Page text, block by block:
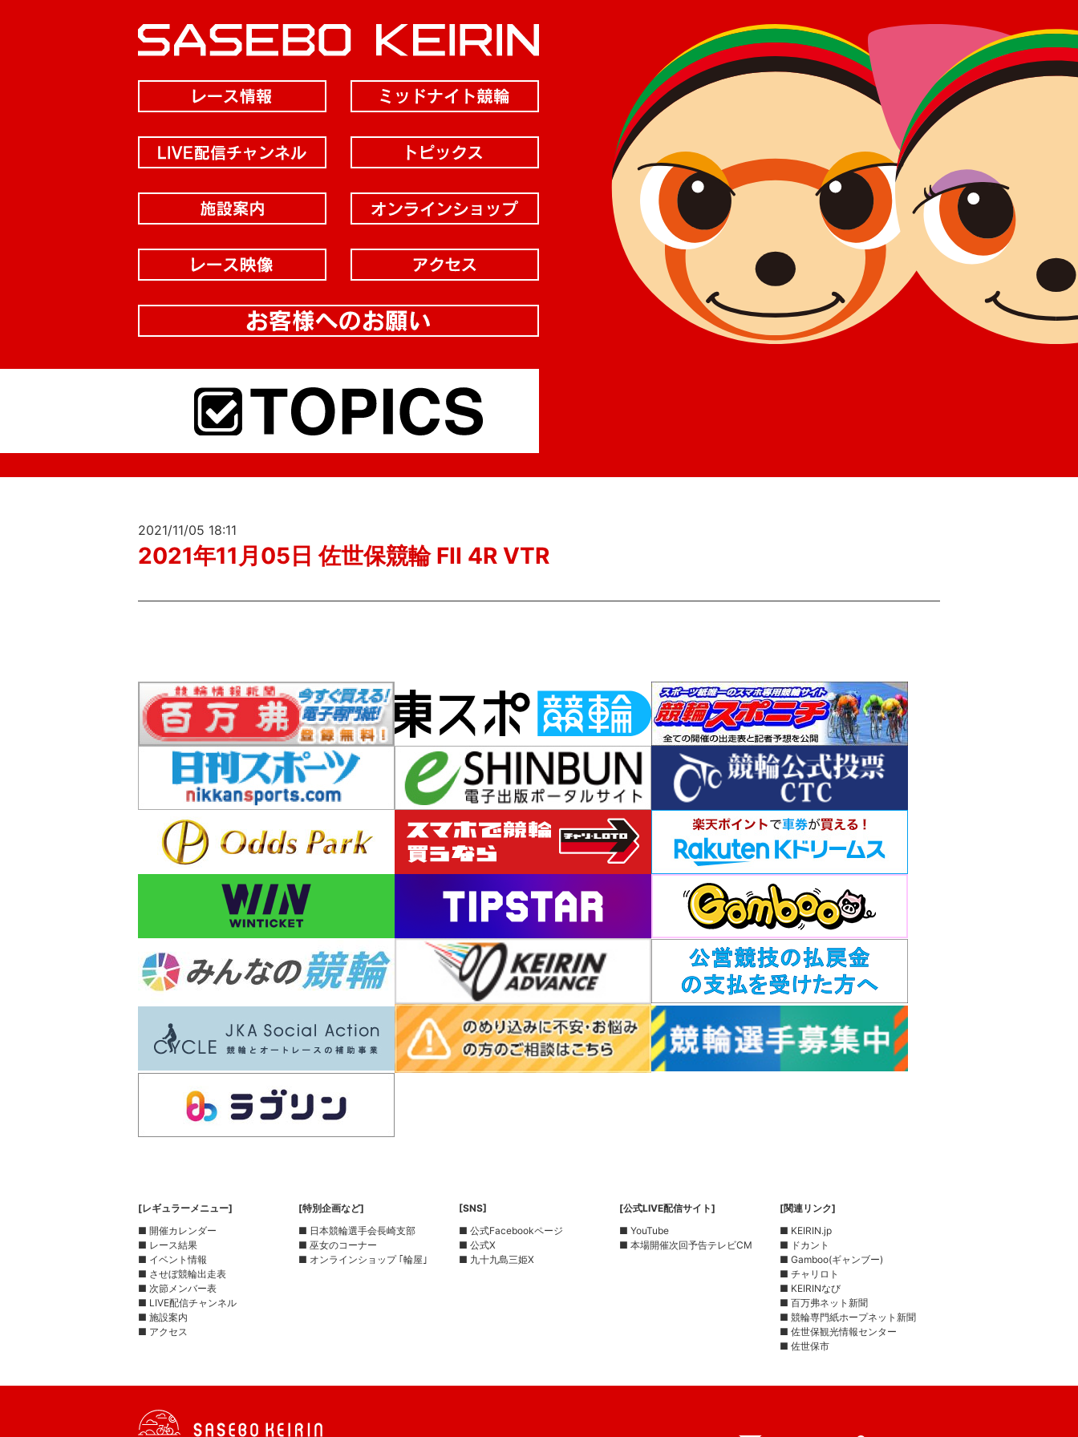
2021/11/05 18:11
2021年11月05日 佐世保競輪 FII 4R VTR
[レギュラーメニュー]
■ 開催カレンダー
■ レース結果
■ イベント情報
■ させぼ競輪出走表
■ 次節メンバー表
■ LIVE配信チャンネル
■ 施設案内
■ アクセス
[特別企画など]
■ 日本競輪選手会長崎支部
■ 巫女のコーナー
■ オンラインショップ ｢輪屋｣
[SNS]
■ 公式Facebookページ
■ 公式X
■ 九十九島三姫X
[公式LIVE配信サイト]
■ YouTube
■ 本場開催次回予告テレビCM
[関連リンク]
■ KEIRIN.jp
■ ドカント
■ Gamboo(ギャンブー)
■ チャリロト
■ KEIRINなび
■ 百万弗ネット新聞
■ 競輪専門紙ホープネット新聞
■ 佐世保観光情報センター
■ 佐世保市